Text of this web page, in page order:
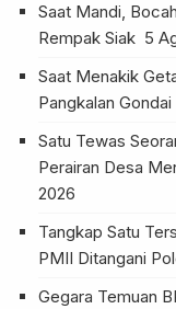
Saat Mandi,
Rempak Siak 5
Saat Menakik
Pangkalan
Satu Tewas
Perairan Desa
2026
Tangkap Satu
PMII Ditangani
Gegara Temuan